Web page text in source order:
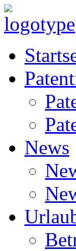
News